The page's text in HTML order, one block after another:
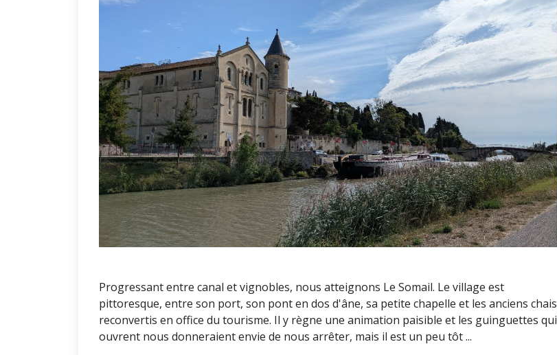
Progressant entre canal et vignobles, nous atteignons Le Somail. Le village est
pittoresque, entre son port, son pont en dos d'âne, sa petite chapelle et les anciens chais
reconvertis en office du tourisme. Il y règne une animation paisible et les guinguettes qui
ouvrent nous donneraient envie de nous arrêter, mais il est un peu tôt ...